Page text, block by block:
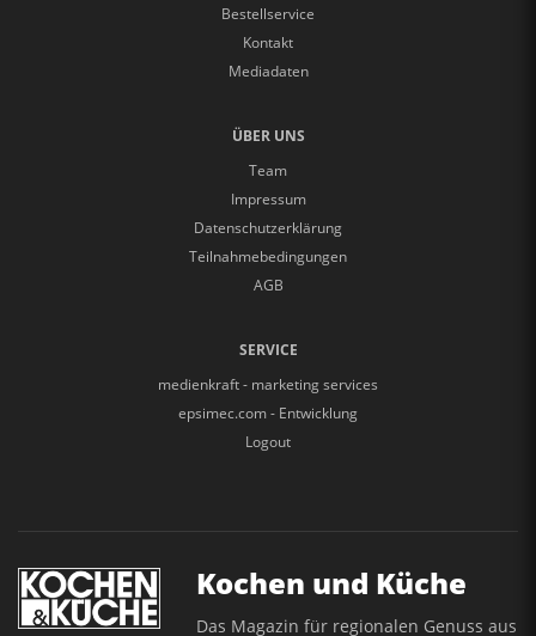
Bestellservice
Kontakt
Mediadaten
ÜBER UNS
Team
Impressum
Datenschutzerklärung
Teilnahmebedingungen
AGB
SERVICE
medienkraft - marketing services
epsimec.com - Entwicklung
Logout
Kochen und Küche
Das Magazin für regionalen Genuss aus